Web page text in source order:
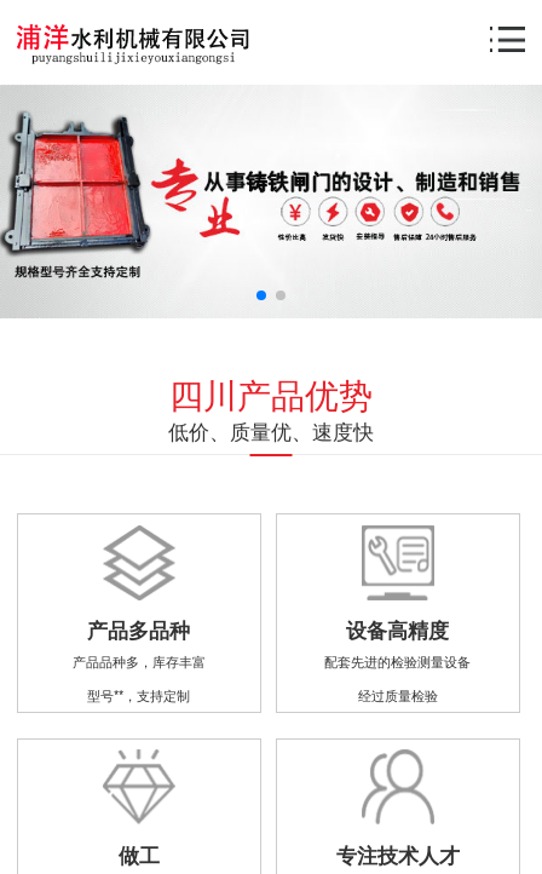
四川产品优势
低价、质量优、速度快
产品多品种
产品品种多，库存丰富
型号**，支持定制
设备高精度
配套先进的检验测量设备
经过质量检验
做工 专注技术人才